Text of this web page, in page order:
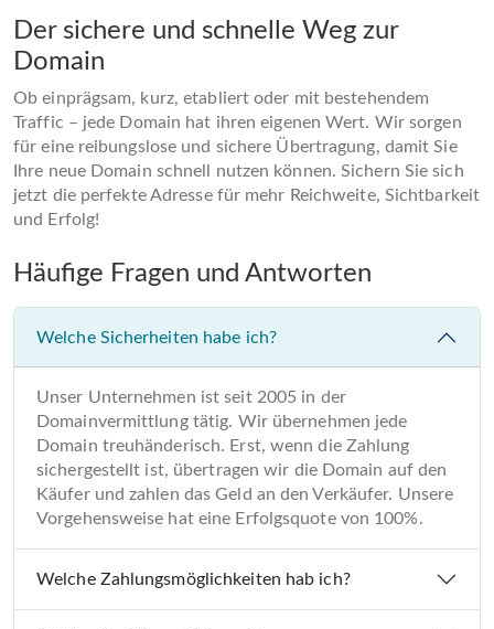
Der sichere und schnelle Weg zur
Domain
Ob einprägsam, kurz, etabliert oder mit bestehendem
Traffic – jede Domain hat ihren eigenen Wert. Wir sorgen
für eine reibungslose und sichere Übertragung, damit Sie
Ihre neue Domain schnell nutzen können. Sichern Sie sich
jetzt die perfekte Adresse für mehr Reichweite, Sichtbarkeit
und Erfolg!
Häufige Fragen und Antworten
Welche Sicherheiten habe ich?
Unser Unternehmen ist seit 2005 in der
Domainvermittlung tätig. Wir übernehmen jede
Domain treuhänderisch. Erst, wenn die Zahlung
sichergestellt ist, übertragen wir die Domain auf den
Käufer und zahlen das Geld an den Verkäufer. Unsere
Vorgehensweise hat eine Erfolgsquote von 100%.
Welche Zahlungsmöglichkeiten hab ich?